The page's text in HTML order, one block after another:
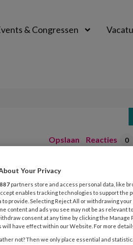
& Congressen
Opslaan Reacties 0
praktijk
van Wessum wat
wat leidinggevenden
op alle niveaus. Om
Your Privacy
887 partners store and access personal data, like
enables tracking technologies to support the
to provide. Selecting Reject All or withdrawing
content and ads you see may not be as relevant
consent at any time by clicking the Manage
will have effect within our Website. For more
not? Then we only place essential and